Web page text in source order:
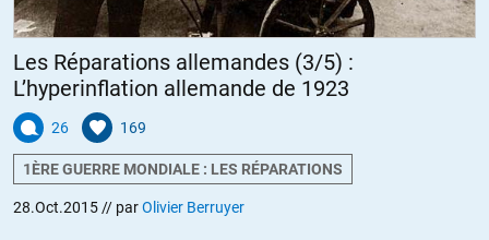
Les Réparations allemandes (3/5) :
L’hyperinflation allemande de 1923
26 169
1ÈRE GUERRE MONDIALE : LES RÉPARATIONS
28.Oct.2015 // parOlivier Berruyer